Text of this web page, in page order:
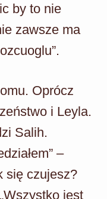
by to nie
zawsze ma
Oprócz
i Leyla.
Salih.
–
się czujesz?
jest